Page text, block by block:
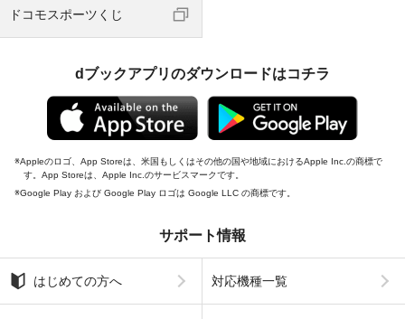
ドコモスポーツくじ
dブックアプリのダウンロードはコチラ
Appleのロゴ、App Storeは、米国もしくはその他の国や地域におけるApple Inc.の商標で
す。App Storeは、Apple Inc.のサービスマークです。
Google Play および Google Play ロゴは Google LLC の商標です。
サポート情報
はじめての方へ 対応機種一覧